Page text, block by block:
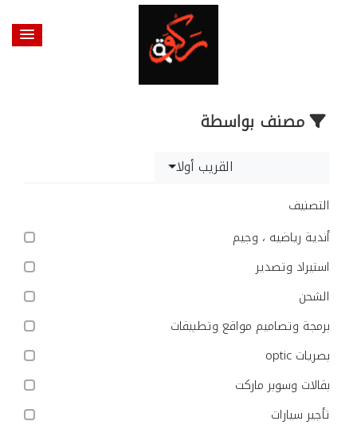
مصنف بواسطة
القريب أولا
التصنيف
أندية رياضيه ، وجيم
استيراد وتصدير
الشحن
برمجة وتصاميم مواقع وتطبيقات
بصريات optic
بقالات وسوبر ماركت
تأجير سيارات